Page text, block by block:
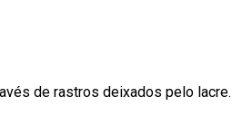
de rastros deixados pelo lacre.